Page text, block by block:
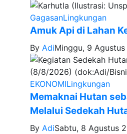
GagasanLingkungan
Amuk Api di Lahan
By AdiMinggu, 9
EKONOMILingkungan
Memaknai Hutan
Melalui Sedekah
By AdiSabtu, 8 Agustus